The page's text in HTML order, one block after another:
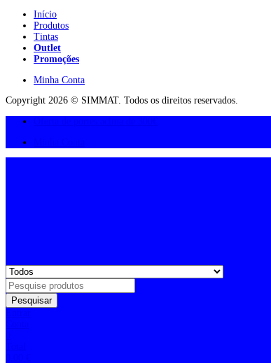
Início
Produtos
Tintas
Outlet
Promoções
Minha Conta
Copyright 2026 © SIMMAT. Todos os direitos reservados.
Pesquisar